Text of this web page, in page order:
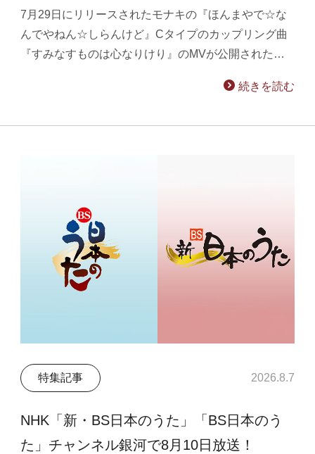
7月29日にリリースされたモナキの『ほんまやで☆な
んでやねん☆しらんけど』Cタイプのカップリング曲
『すみなすものは心なりけり』のMVが公開された…
続きを読む
特集記事 2026.8.7
NHK「新・BS日本のうた」「BS日本のう
た」チャンネル銀河で8月10日放送！